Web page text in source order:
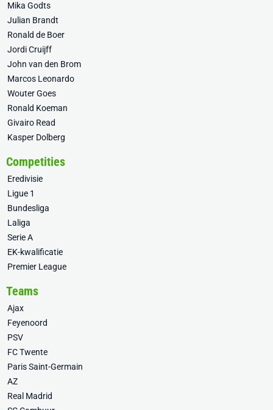
Mika Godts
Julian Brandt
Ronald de Boer
Jordi Cruijff
John van den Brom
Marcos Leonardo
Wouter Goes
Ronald Koeman
Givairo Read
Kasper Dolberg
Competities
Eredivisie
Ligue 1
Bundesliga
Laliga
Serie A
EK-kwalificatie
Premier League
Teams
Ajax
Feyenoord
PSV
FC Twente
Paris Saint-Germain
AZ
Real Madrid